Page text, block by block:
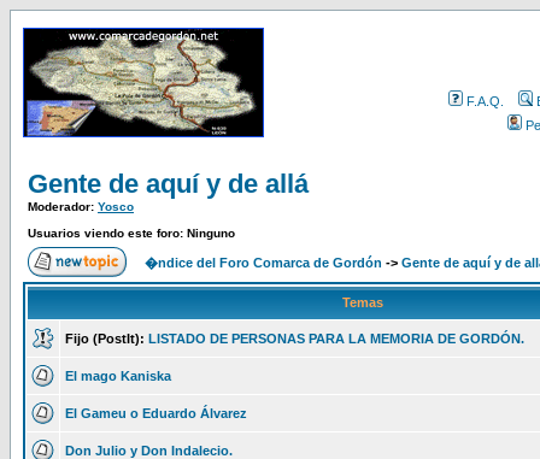
F.A.Q.
Gente de aquí y de allá
Moderador: Yosco
Usuarios viendo este foro: Ninguno
�ndice del Foro Comarca de Gordón -> Gente de aquí y de
Temas
Fijo (PostIt): LISTADO DE PERSONAS PARA LA MEMORIA DE GORDÓN.
El mago Kaniska
El Gameu o Eduardo Álvarez
Don Julio y Don Indalecio.